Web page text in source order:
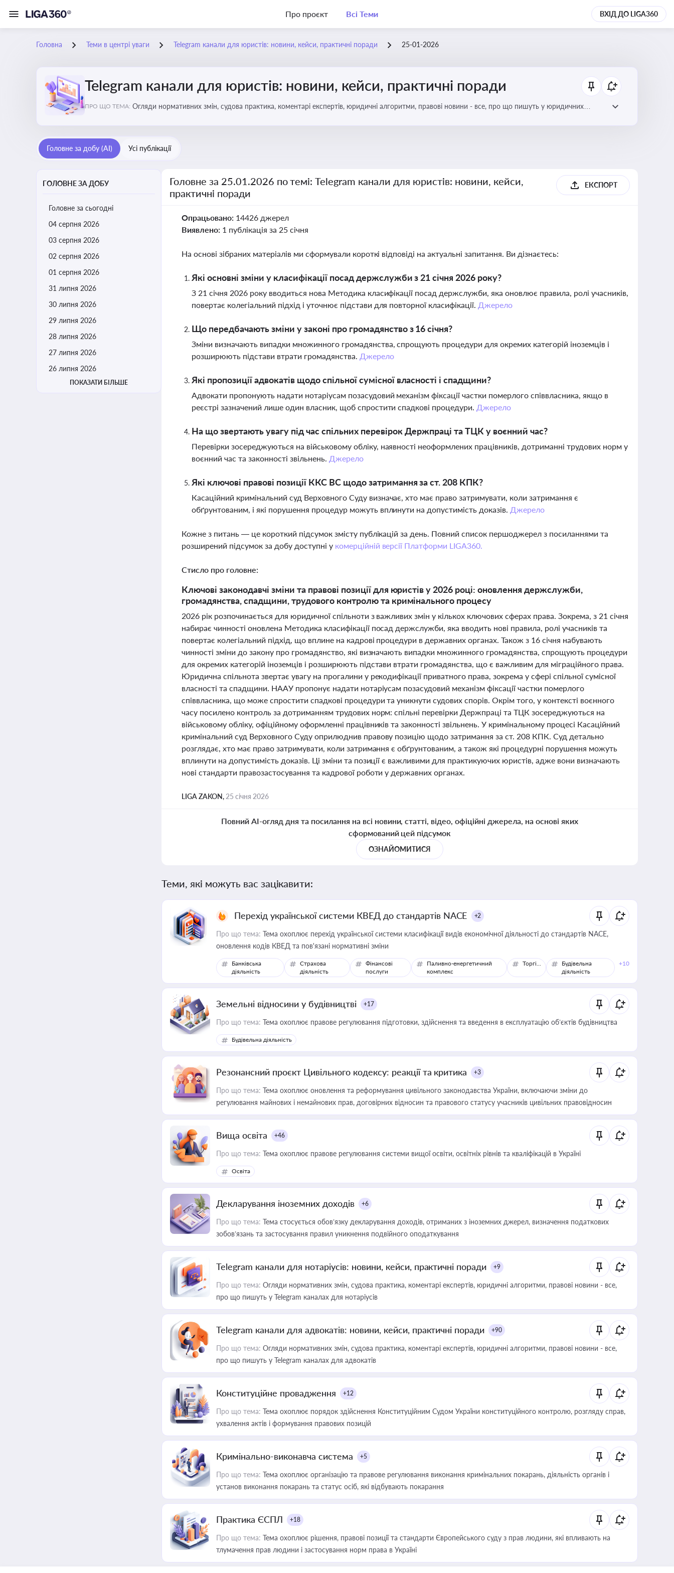
Про проєкт Всі Теми ВХІД ДО LIGA360
Головна Теми в центрі уваги Telegram канали для юристів: новини, кейси, практичні поради 25-01-2026
Telegram канали для юристів: новини, кейси, практичні поради
ПРО ЩО ТЕМА: Огляди нормативних змін, судова практика, коментарі експертів, юридичні алгоритми, правові новини - все, про що пишуть у юридичних
Головне за добу (AI) Усі публікації
ГОЛОВНЕ ЗА ДОБУ
Головне за сьогодні
04 серпня 2026
03 серпня 2026
02 серпня 2026
01 серпня 2026
31 липня 2026
30 липня 2026
29 липня 2026
28 липня 2026
27 липня 2026
26 липня 2026
ПОКАЗАТИ БІЛЬШЕ
Головне за 25.01.2026 по темі: Telegram канали для юристів: новини, кейси,
практичні поради
ЕКСПОРТ
Опрацьовано: 14426 джерел
Виявлено: 1 публікація за 25 січня
На основі зібраних матеріалів ми сформували короткі відповіді на актуальні запитання. Ви дізнаєтесь:
Які основні зміни у класифікації посад держслужби з 21 січня 2026 року?
З 21 січня 2026 року вводиться нова Методика класифікації посад держслужби, яка оновлює правила, ролі учасників,
повертає колегіальний підхід і уточнює підстави для повторної класифікації. Джерело
Що передбачають зміни у законі про громадянство з 16 січня?
Зміни визначають випадки множинного громадянства, спрощують процедури для окремих категорій іноземців і
розширюють підстави втрати громадянства. Джерело
Які пропозиції адвокатів щодо спільної сумісної власності і спадщини?
Адвокати пропонують надати нотаріусам позасудовий механізм фіксації частки померлого співвласника, якщо в
реєстрі зазначений лише один власник, щоб спростити спадкові процедури. Джерело
На що звертають увагу під час спільних перевірок Держпраці та ТЦК у воєнний час?
Перевірки зосереджуються на військовому обліку, наявності неоформлених працівників, дотриманні трудових норм у
воєнний час та законності звільнень. Джерело
Які ключові правові позиції ККС ВС щодо затримання за ст. 208 КПК?
Касаційний кримінальний суд Верховного Суду визначає, хто має право затримувати, коли затримання є
обґрунтованим, і які порушення процедур можуть вплинути на допустимість доказів. Джерело
Кожне з питань — це короткий підсумок змісту публікацій за день. Повний список першоджерел з посиланнями та
розширений підсумок за добу доступні у комерційній версії Платформи LIGA360.
Стисло про головне:
Ключові законодавчі зміни та правові позиції для юристів у 2026 році: оновлення держслужби,
громадянства, спадщини, трудового контролю та кримінального процесу
2026 рік розпочинається для юридичної спільноти з важливих змін у кількох ключових сферах права. Зокрема, з 21 січня
набирає чинності оновлена Методика класифікації посад держслужби, яка вводить нові правила, ролі учасників та
повертає колегіальний підхід, що вплине на кадрові процедури в державних органах. Також з 16 січня набувають
чинності зміни до закону про громадянство, які визначають випадки множинного громадянства, спрощують процедури
для окремих категорій іноземців і розширюють підстави втрати громадянства, що є важливим для міграційного права.
Юридична спільнота звертає увагу на прогалини у рекодифікації приватного права, зокрема у сфері спільної сумісної
власності та спадщини. НААУ пропонує надати нотаріусам позасудовий механізм фіксації частки померлого
співвласника, що може спростити спадкові процедури та уникнути судових спорів. Окрім того, у контексті воєнного
часу посилено контроль за дотриманням трудових норм: спільні перевірки Держпраці та ТЦК зосереджуються на
військовому обліку, офіційному оформленні працівників та законності звільнень. У кримінальному процесі Касаційний
кримінальний суд Верховного Суду оприлюднив правову позицію щодо затримання за ст. 208 КПК. Суд детально
розглядає, хто має право затримувати, коли затримання є обґрунтованим, а також які процедурні порушення можуть
вплинути на допустимість доказів. Ці зміни та позиції є важливими для практикуючих юристів, адже вони визначають
нові стандарти правозастосування та кадрової роботи у державних органах.
LIGA ZAKON, 25 січня 2026
Повний AI-огляд дня та посилання на всі новини, статті, відео, офіційні джерела, на основі яких
сформований цей підсумок
ОЗНАЙОМИТИСЯ
Теми, які можуть вас зацікавити:
Перехід української системи КВЕД до стандартів NACE +2
Про що тема: Тема охоплює перехід української системи класифікації видів економічної діяльності до стандартів NACE,
оновлення кодів КВЕД та пов'язані нормативні зміни
Банківська
діяльність
Страхова
діяльність
Фінансові
послуги
Паливно-енергетичний
комплекс
Торгівля
Будівельна
діяльність
+10
Земельні відносини у будівництві +17
Про що тема: Тема охоплює правове регулювання підготовки, здійснення та введення в експлуатацію об’єктів будівництва
Будівельна діяльність
Резонансний проєкт Цивільного кодексу: реакції та критика +3
Про що тема: Тема охоплює оновлення та реформування цивільного законодавства України, включаючи зміни до
регулювання майнових і немайнових прав, договірних відносин та правового статусу учасників цивільних правовідносин
Вища освіта +46
Про що тема: Тема охоплює правове регулювання системи вищої освіти, освітніх рівнів та кваліфікацій в Україні
Освіта
Декларування іноземних доходів +6
Про що тема: Тема стосується обов’язку декларування доходів, отриманих з іноземних джерел, визначення податкових
зобов’язань та застосування правил уникнення подвійного оподаткування
Telegram канали для нотаріусів: новини, кейси, практичні поради +9
Про що тема: Огляди нормативних змін, судова практика, коментарі експертів, юридичні алгоритми, правові новини - все,
про що пишуть у Telegram каналах для нотаріусів
Telegram канали для адвокатів: новини, кейси, практичні поради +90
Про що тема: Огляди нормативних змін, судова практика, коментарі експертів, юридичні алгоритми, правові новини - все,
про що пишуть у Telegram каналах для адвокатів
Конституційне провадження +12
Про що тема: Тема охоплює порядок здійснення Конституційним Судом України конституційного контролю, розгляду справ,
ухвалення актів і формування правових позицій
Кримінально-виконавча система +5
Про що тема: Тема охоплює організацію та правове регулювання виконання кримінальних покарань, діяльність органів і
установ виконання покарань та статус осіб, які відбувають покарання
Практика ЄСПЛ +18
Про що тема: Тема охоплює рішення, правові позиції та стандарти Європейського суду з прав людини, які впливають на
тлумачення прав людини і застосування норм права в Україні